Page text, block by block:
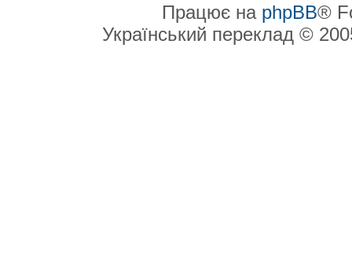
Працює на phpBB®
Український переклад ©